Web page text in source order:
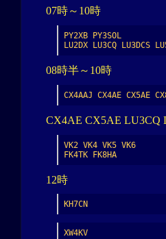
07時～10時
PY2XB PY3SOL
LU2DX LU3CQ LU3DCS
08時半～10時
CX4AAJ CX4AE CX5AE
CX4AE CX5AE LU3CQ
VK2 VK4 VK5 VK6
FK4TK FK8HA
12時
KH7CN
XW4KV